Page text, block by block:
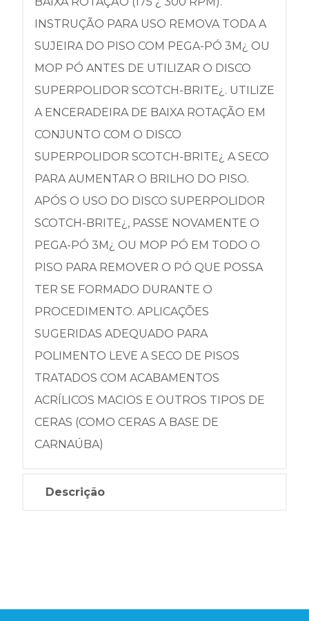
INSTRUÇÃO PARA USO REMOVA TODA A
SUJEIRA DO PISO COM PEGA-PÓ 3M¿ OU
MOP PÓ ANTES DE UTILIZAR O DISCO
SUPERPOLIDOR SCOTCH-BRITE¿. UTILIZE
A ENCERADEIRA DE BAIXA ROTAÇÃO EM
CONJUNTO COM O DISCO
SUPERPOLIDOR SCOTCH-BRITE¿ A SECO
PARA AUMENTAR O BRILHO DO PISO.
APÓS O USO DO DISCO SUPERPOLIDOR
SCOTCH-BRITE¿, PASSE NOVAMENTE O
PEGA-PÓ 3M¿ OU MOP PÓ EM TODO O
PISO PARA REMOVER O PÓ QUE POSSA
TER SE FORMADO DURANTE O
PROCEDIMENTO. APLICAÇÕES
SUGERIDAS ADEQUADO PARA
POLIMENTO LEVE A SECO DE PISOS
TRATADOS COM ACABAMENTOS
ACRÍLICOS MACIOS E OUTROS TIPOS DE
CERAS (COMO CERAS A BASE DE
CARNAÚBA)
Descrição